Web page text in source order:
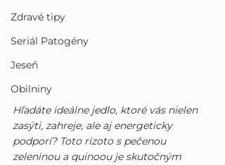
Zdravé tipy
Seriál Patogény
Jeseň
Obilniny
Hľadáte ideálne jedlo, ktoré vás nielen
zasýti, zahreje, ale aj energeticky
podporí? Toto rizoto s pečenou
zeleninou a quinoou je skutočným